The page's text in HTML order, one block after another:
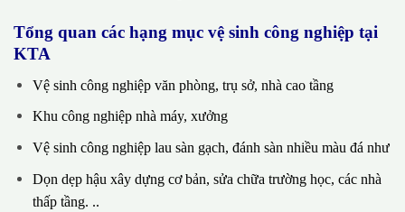
Tổng quan các hạng mục vệ sinh công nghiệp tại
KTA
Vệ sinh công nghiệp văn phòng, trụ sở, nhà cao tầng
Khu công nghiệp nhà máy, xưởng
Vệ sinh công nghiệp lau sàn gạch, đánh sàn nhiều màu đá như
Dọn dẹp hậu xây dựng cơ bản, sửa chữa trường học, các nhà
thấp tầng. ..